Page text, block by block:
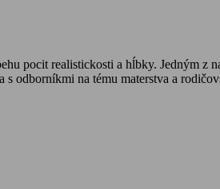
pocit realistickosti a hĺbky. Jedným z
na tému materstva a